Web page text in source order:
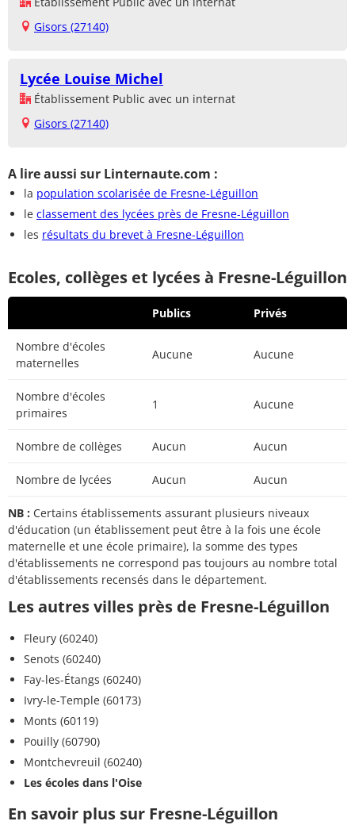
Gisors (27140)
Lycée Louise Michel
Établissement Public avec un internat
Gisors (27140)
A lire aussi sur Linternaute.com :
la population scolarisée de Fresne-Léguillon
le classement des lycées près de Fresne-Léguillon
les résultats du brevet à Fresne-Léguillon
Ecoles, collèges et lycées à Fresne-Léguillon
Publics Privés
Nombre d'écoles
maternelles
Aucune Aucune
Nombre d'écoles
primaires
1 Aucune
Nombre de collèges Aucun Aucun
Nombre de lycées Aucun Aucun
NB : Certains établissements assurant plusieurs niveaux
d'éducation (un établissement peut être à la fois une école
maternelle et une école primaire), la somme des types
d'établissements ne correspond pas toujours au nombre total
d'établissements recensés dans le département.
Les autres villes près de Fresne-Léguillon
Fleury (60240)
Senots (60240)
Fay-les-Étangs (60240)
Ivry-le-Temple (60173)
Monts (60119)
Pouilly (60790)
Montchevreuil (60240)
Les écoles dans l'Oise
En savoir plus sur Fresne-Léguillon